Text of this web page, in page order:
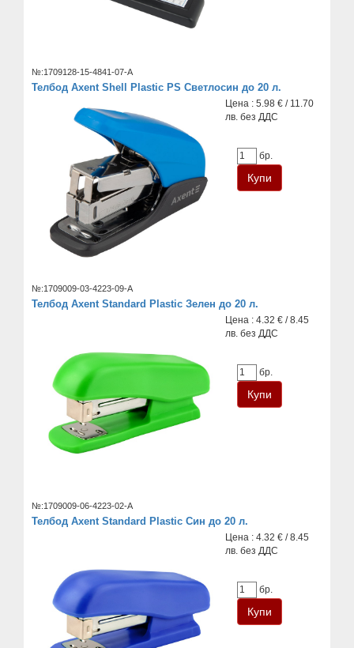
№:1709128-15-4841-07-A
Телбод Axent Shell Plastic PS Светлосин до 20 л.
Цена : 5.98 € / 11.70
лв. без ДДС
бр.
№:1709009-03-4223-09-A
Телбод Axent Standard Plastic Зелен до 20 л.
Цена : 4.32 € / 8.45
лв. без ДДС
бр.
№:1709009-06-4223-02-A
Телбод Axent Standard Plastic Син до 20 л.
Цена : 4.32 € / 8.45
лв. без ДДС
бр.